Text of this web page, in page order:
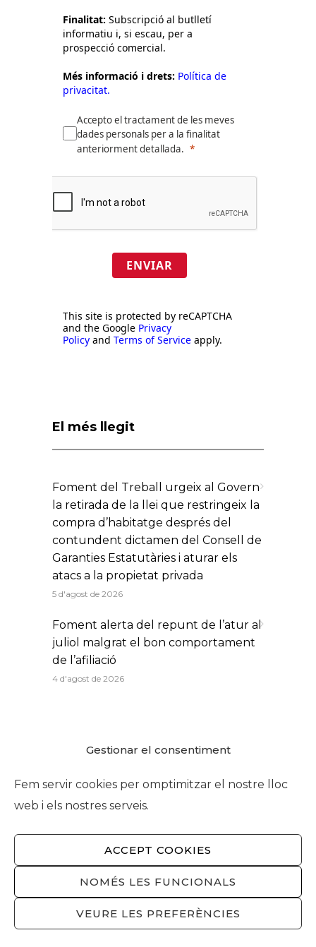
Gestionar el consentiment
Fem servir cookies per omptimitzar el nostre lloc
web i els nostres serveis.
ACCEPT COOKIES
NOMÉS LES FUNCIONALS
VEURE LES PREFERÈNCIES
Finalitat: Subscripció al butlletí
informatiu i, si escau, per a
prospecció comercial.
Més informació i drets: Política de
privacitat.
Accepto el tractament de les meves
dades personals per a la finalitat
anteriorment detallada.
ENVIAR
This site is protected by reCAPTCHA
and the Google Privacy
Policy and Terms of Service apply.
El més llegit
Foment del Treball urgeix al Govern
la retirada de la llei que restringeix la
compra d’habitatge després del
contundent dictamen del Consell de
Garanties Estatutàries i aturar els
atacs a la propietat privada
5 d'agost de 2026
Foment alerta del repunt de l’atur al
juliol malgrat el bon comportament
de l’afiliació
4 d'agost de 2026
Activitats
VEURE MÉS...